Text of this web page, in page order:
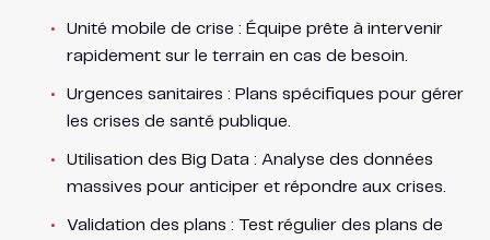
Unité mobile de crise : Équipe prête à intervenir
rapidement sur le terrain en cas de besoin.
Urgences sanitaires : Plans spécifiques pour gérer
les crises de santé publique.
Utilisation des Big Data : Analyse des données
massives pour anticiper et répondre aux crises.
Validation des plans : Test régulier des plans de